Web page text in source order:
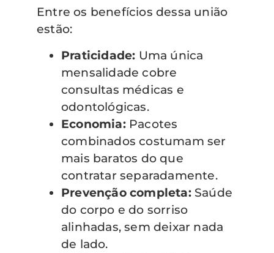
Entre os benefícios dessa união
estão:
Praticidade: Uma única
mensalidade cobre
consultas médicas e
odontológicas.
Economia:Pacotes
combinados costumam ser
mais baratos do que
contratar separadamente.
Prevenção completa:Saúde
do corpo e do sorriso
alinhadas, sem deixar nada
de lado.